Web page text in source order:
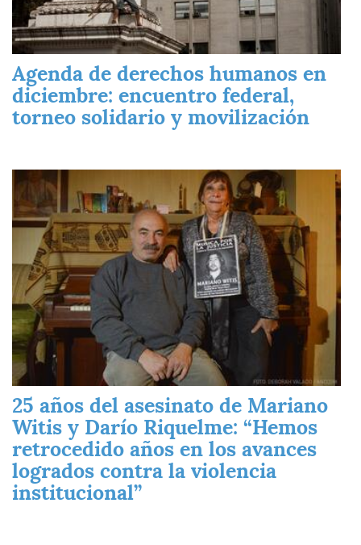
Agenda de derechos humanos en
diciembre: encuentro federal,
torneo solidario y movilización
Imagen
25 años del asesinato de Mariano
Witis y Darío Riquelme: “Hemos
retrocedido años en los avances
logrados contra la violencia
institucional”